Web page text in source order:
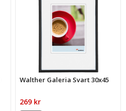
Walther Galeria Svart 30x45
269 kr